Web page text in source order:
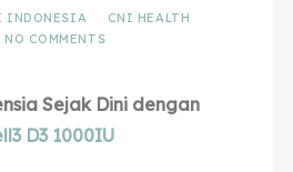
INDONESIA
CNI HEALTH
NO COMMENTS
Sejak Dini dengan
D3 1000IU